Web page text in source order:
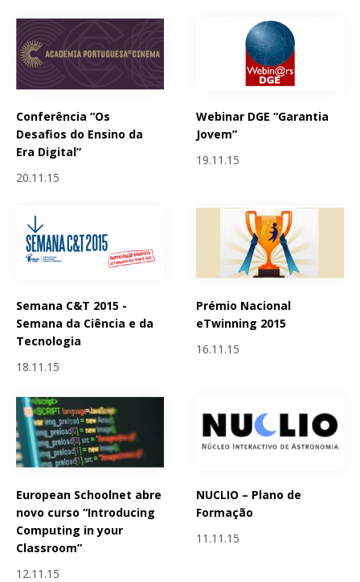
Conferência “Os
Desafios do Ensino da
Era Digital”
20.11.15
Webinar DGE “Garantia
Jovem”
19.11.15
Semana C&T 2015 -
Semana da Ciência e da
Tecnologia
18.11.15
Prémio Nacional
eTwinning 2015
16.11.15
European Schoolnet abre
novo curso “Introducing
Computing in your
Classroom”
12.11.15
NUCLIO – Plano de
Formação
11.11.15